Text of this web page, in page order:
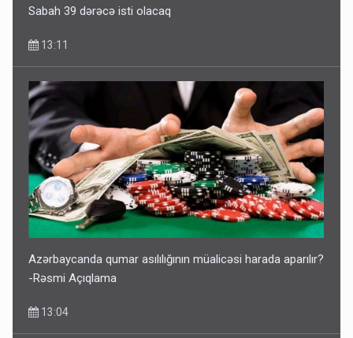
Sabah 39 dərəcə isti olacaq
13:11
Azərbaycanda qumar asılılığının müalicəsi harada aparılır?
-Rəsmi Açıqlama
13:04